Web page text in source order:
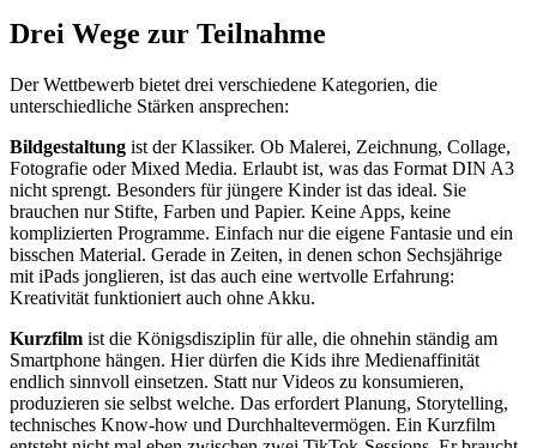
Drei Wege zur Teilnahme
Der Wettbewerb bietet drei verschiedene Kategorien, die
unterschiedliche Stärken ansprechen:
Bildgestaltung ist der Klassiker. Ob Malerei, Zeichnung, Collage,
Fotografie oder Mixed Media. Erlaubt ist, was das Format DIN A3
nicht sprengt. Besonders für jüngere Kinder ist das ideal. Sie
brauchen nur Stifte, Farben und Papier. Keine Apps, keine
komplizierten Programme. Einfach nur die eigene Fantasie und ein
bisschen Material. Gerade in Zeiten, in denen schon Sechsjährige
mit iPads jonglieren, ist das auch eine wertvolle Erfahrung:
Kreativität funktioniert auch ohne Akku.
Kurzfilm ist die Königsdisziplin für alle, die ohnehin ständig am
Smartphone hängen. Hier dürfen die Kids ihre Medienaffinität
endlich sinnvoll einsetzen. Statt nur Videos zu konsumieren,
produzieren sie selbst welche. Das erfordert Planung, Storytelling,
technisches Know-how und Durchhaltevermögen. Ein Kurzfilm